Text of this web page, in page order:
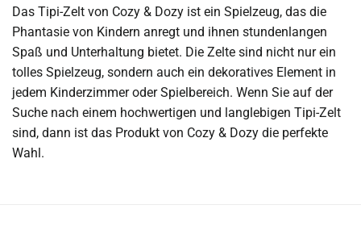
Das Tipi-Zelt von Cozy & Dozy ist ein Spielzeug, das die
Phantasie von Kindern anregt und ihnen stundenlangen
Spaß und Unterhaltung bietet. Die Zelte sind nicht nur ein
tolles Spielzeug, sondern auch ein dekoratives Element in
jedem Kinderzimmer oder Spielbereich. Wenn Sie auf der
Suche nach einem hochwertigen und langlebigen Tipi-Zelt
sind, dann ist das Produkt von Cozy & Dozy die perfekte
Wahl.